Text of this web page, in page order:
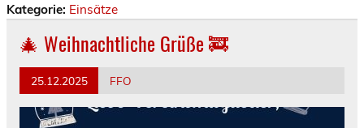
Kategorie: Einsätze
🎄 Weihnachtliche Grüße 🚒
25.12.2025 FFO